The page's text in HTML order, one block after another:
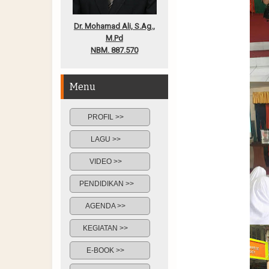
Dr. Mohamad Ali, S.Ag.,
M.Pd
NBM. 887.570
Menu
PROFIL >>
LAGU >>
VIDEO >>
PENDIDIKAN >>
AGENDA >>
KEGIATAN >>
E-BOOK >>